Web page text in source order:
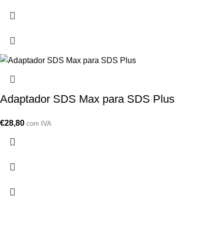
Adaptador SDS Max para SDS Plus
€28,80 com IVA